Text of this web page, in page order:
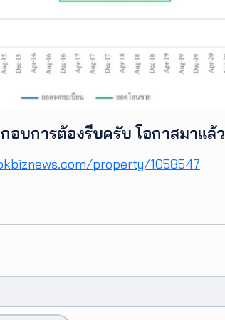
บการต้องรีบครับ โอกาสมาแล้ว
property/1058547